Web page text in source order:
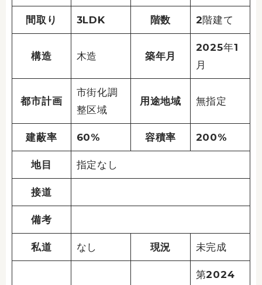
間取り 3LDK 階数 2階建て
構造 木造 築年月
2025年1
月
都市計画
市街化調
整区域
用途地域 無指定
建蔽率 60% 容積率 200%
地目 指定なし
接道
備考
私道 なし 現況 未完成
第2024